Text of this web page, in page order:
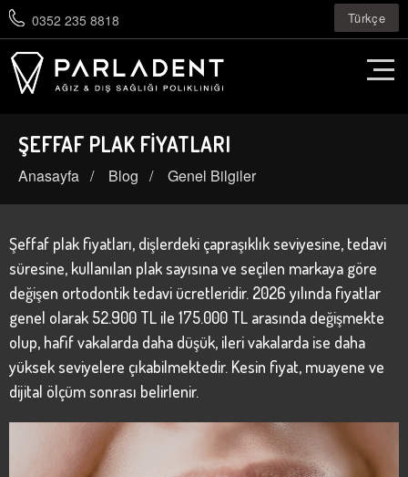
0352 235 8818 Türkçe
ŞEFFAF PLAK FIYATLARI
Anasayfa Blog Genel Bilgiler
Şeffaf plak fiyatları, dişlerdeki çapraşıklık seviyesine, tedavi
süresine, kullanılan plak sayısına ve seçilen markaya göre
değişen ortodontik tedavi ücretleridir. 2026 yılında fiyatlar
genel olarak 52.900 TL ile 175.000 TL arasında değişmekte
olup, hafif vakalarda daha düşük, ileri vakalarda ise daha
yüksek seviyelere çıkabilmektedir. Kesin fiyat, muayene ve
dijital ölçüm sonrası belirlenir.